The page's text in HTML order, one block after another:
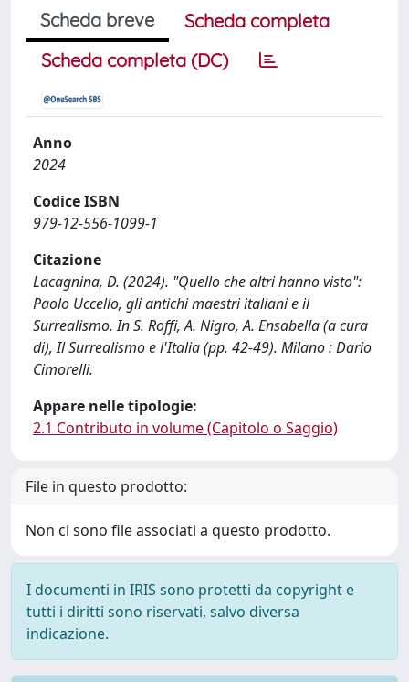
Scheda breve
Scheda completa
Scheda completa (DC)
Anno
2024
Codice ISBN
979-12-556-1099-1
Citazione
Lacagnina, D. (2024). "Quello che altri hanno visto":
Paolo Uccello, gli antichi maestri italiani e il
Surrealismo. In S. Roffi, A. Nigro, A. Ensabella (a cura
di), Il Surrealismo e l'Italia (pp. 42-49). Milano : Dario
Cimorelli.
Appare nelle tipologie:
2.1 Contributo in volume (Capitolo o Saggio)
File in questo prodotto:
Non ci sono file associati a questo prodotto.
I documenti in IRIS sono protetti da copyright e
tutti i diritti sono riservati, salvo diversa
indicazione.